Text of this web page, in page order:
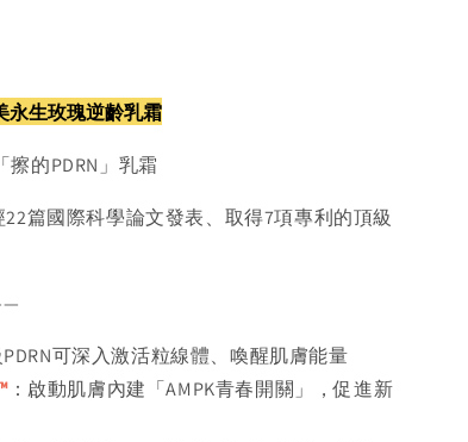
永生玫瑰逆齡乳霜
的PDRN」乳霜
篇國際科學論文發表、取得7項專利的頂級
PDRN可深入激活粒線體、喚醒肌膚能量
：啟動肌膚內建「AMPK青春開關」，促進新